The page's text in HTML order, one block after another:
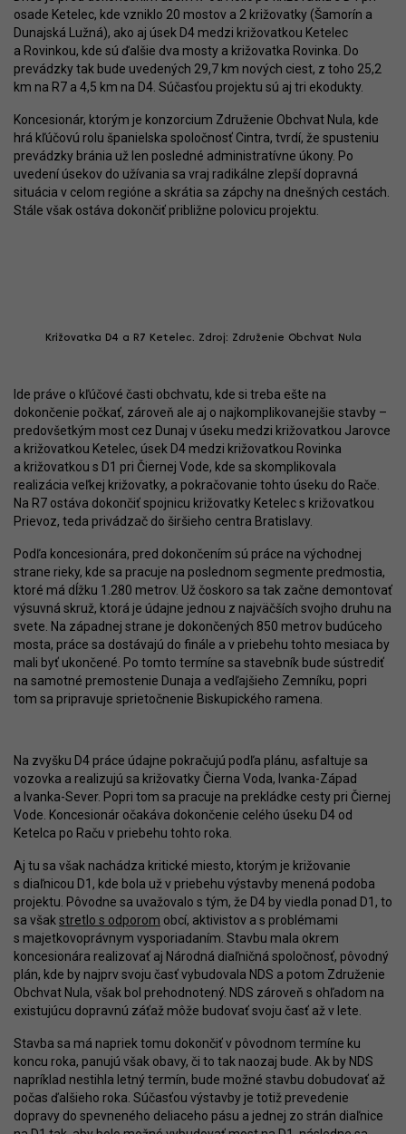
osade Ketelec, kde vzniklo 20 mostov a 2 križovatky (Šamorín a
Dunajská Lužná), ako aj úsek D4 medzi križovatkou Ketelec
a Rovinkou, kde sú ďalšie dva mosty a križovatka Rovinka. Do
prevádzky tak bude uvedených 29,7 km nových ciest, z toho 25,2
km na R7 a 4,5 km na D4. Súčasťou projektu sú aj tri ekodukty.
Koncesionár, ktorým je konzorcium Združenie Obchvat Nula, kde
hrá kľúčovú rolu španielska spoločnosť Cintra, tvrdí, že spusteniu
prevádzky bránia už len posledné administratívne úkony. Po
uvedení úsekov do užívania sa vraj radikálne zlepší dopravná
situácia v celom regióne a skrátia sa zápchy na dnešných cestách.
Stále však ostáva dokončiť približne polovicu projektu.
Križovatka D4 a R7 Ketelec. Zdroj: Združenie Obchvat Nula
Ide práve o kľúčové časti obchvatu, kde si treba ešte na
dokončenie počkať, zároveň ale aj o najkomplikovanejšie stavby –
predovšetkým most cez Dunaj v úseku medzi križovatkou Jarovce
a križovatkou Ketelec, úsek D4 medzi križovatkou Rovinka
a križovatkou s D1 pri Čiernej Vode, kde sa skomplikovala
realizácia veľkej križovatky, a pokračovanie tohto úseku do Rače.
Na R7 ostáva dokončiť spojnicu križovatky Ketelec s križovatkou
Prievoz, teda privádzač do širšieho centra Bratislavy.
Podľa koncesionára, pred dokončením sú práce na východnej
strane rieky, kde sa pracuje na poslednom segmente predmostia,
ktoré má dĺžku 1.280 metrov. Už čoskoro sa tak začne demontovať
výsuvná skruž, ktorá je údajne jednou z najväčších svojho druhu na
svete. Na západnej strane je dokončených 850 metrov budúceho
mosta, práce sa dostávajú do finále a v priebehu tohto mesiaca by
mali byť ukončené. Po tomto termíne sa stavebník bude sústrediť
na samotné premostenie Dunaja a vedľajšieho Zemníku, popri
tom sa pripravuje sprietočnenie Biskupického ramena.
Na zvyšku D4 práce údajne pokračujú podľa plánu, asfaltuje sa
vozovka a realizujú sa križovatky Čierna Voda, Ivanka-Západ
a Ivanka-Sever. Popri tom sa pracuje na prekládke cesty pri Čiernej
Vode. Koncesionár očakáva dokončenie celého úseku D4 od
Ketelca po Raču v priebehu tohto roka.
Aj tu sa však nachádza kritické miesto, ktorým je križovanie
s diaľnicou D1, kde bola už v priebehu výstavby menená podoba
projektu. Pôvodne sa uvažovalo s tým, že D4 by viedla ponad D1, to
sa všakstretlo s odporom obcí, aktivistov a s problémami
s majetkovoprávnym vysporiadaním. Stavbu mala okrem
koncesionára realizovať aj Národná diaľničná spoločnosť, pôvodný
plán, kde by najprv svoju časť vybudovala NDS a potom Združenie
Obchvat Nula, však bol prehodnotený. NDS zároveň s ohľadom na
existujúcu dopravnú záťaž môže budovať svoju časť až v lete.
Stavba sa má napriek tomu dokončiť v pôvodnom termíne ku
koncu roka, panujú však obavy, či to tak naozaj bude. Ak by NDS
napríklad nestihla letný termín, bude možné stavbu dobudovať až
počas ďalšieho roka. Súčasťou výstavby je totiž prevedenie
dopravy do spevneného deliaceho pásu a jednej zo strán diaľnice